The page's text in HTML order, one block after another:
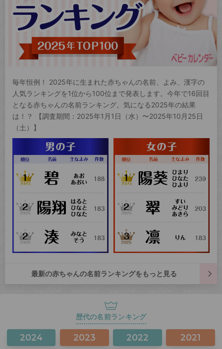
毎年恒例！ 2025年に生まれた赤ちゃんの名前、よみ、漢字の
人気ランキングを1位から100位まで発表します。今年で16回目
となる赤ちゃんの名前ランキング。気になる2025年の結果
は！？ 【調査期間：2025年1月1日（水）〜2025年10月25日
（土）】
最新の赤ちゃんの名前ランキングをもっと見る
歴代の名前ランキング
2024 2023 2022 2021